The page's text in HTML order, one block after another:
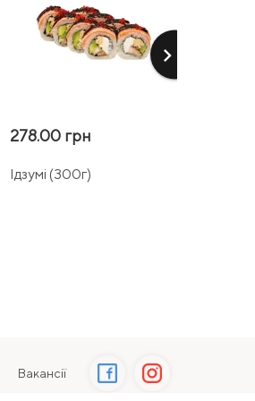
keyboard_arrow_right
278.00 грн
Ідзумі (300г)
Вакансії